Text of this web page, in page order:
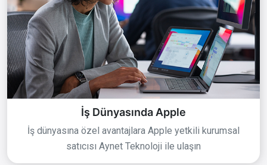
İş Dünyasında Apple
İş dünyasına özel avantajlara Apple yetkili kurumsal
satıcısı Aynet Teknoloji ile ulaşın